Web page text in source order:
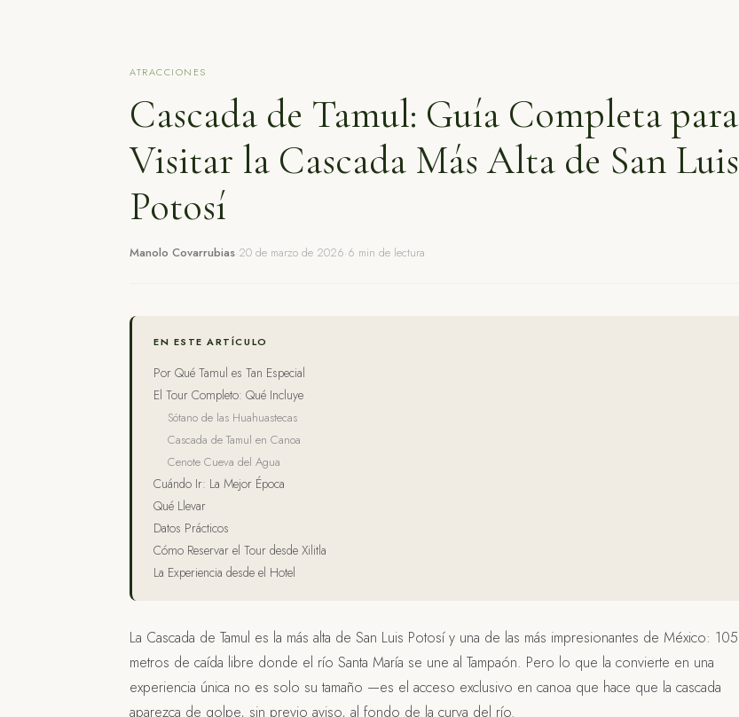
ATRACCIONES
Cascada de Tamul: Guía Completa para
Visitar la Cascada Más Alta de San Luis
Potosí
Manolo Covarrubias·20 de marzo de 2026·6 min de lectura
EN ESTE ARTÍCULO
Por Qué Tamul es Tan Especial
El Tour Completo: Qué Incluye
Sótano de las Huahuastecas
Cascada de Tamul en Canoa
Cenote Cueva del Agua
Cuándo Ir: La Mejor Época
Qué Llevar
Datos Prácticos
Cómo Reservar el Tour desde Xilitla
La Experiencia desde el Hotel
La Cascada de Tamul es la más alta de San Luis Potosí y una de las más impresionantes de México: 105
metros de caída libre donde el río Santa María se une al Tampaón. Pero lo que la convierte en una
experiencia única no es solo su tamaño —es el acceso exclusivo en canoa que hace que la cascada
aparezca de golpe, sin previo aviso, al fondo de la curva del río.